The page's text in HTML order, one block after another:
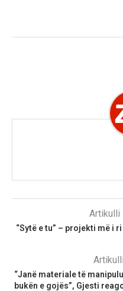
Artikulli
“Sytë e tu” – projekti më i
“Janë materiale të
bukën e gojës”, Gjesti